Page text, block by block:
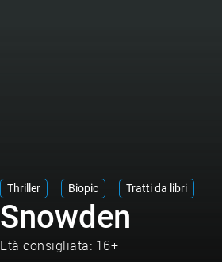
Thriller Biopic Tratti da libri
Snowden
Età consigliata: 16+